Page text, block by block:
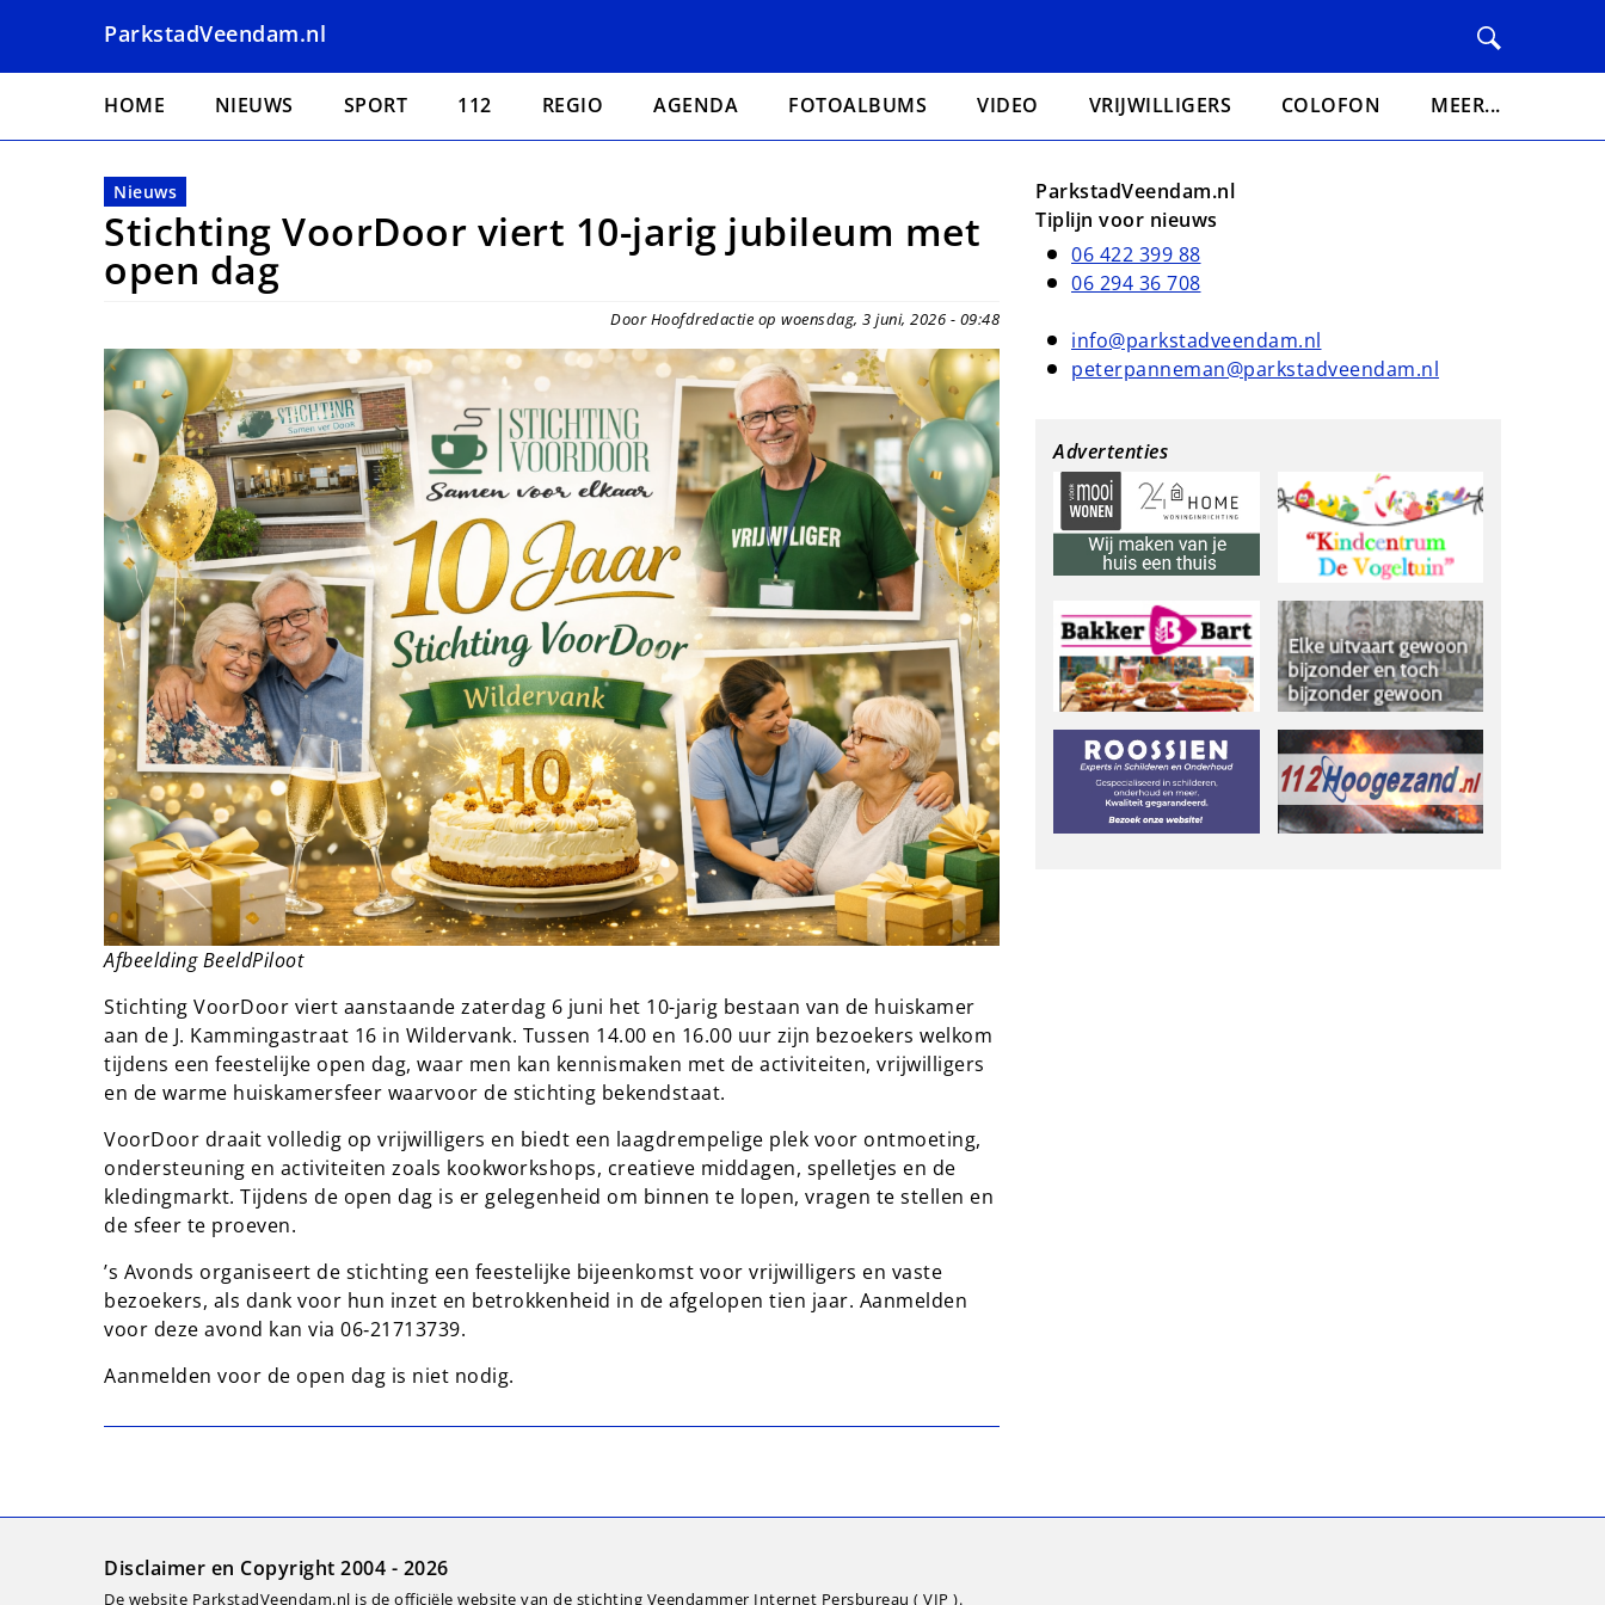
naar
ParkstadVeendam.nl
Hoofdnavigatie
HOME NIEUWS SPORT 112 REGIO AGENDA FOTOALBUMS VIDEO VRIJWILLIGERS COLOFON MEER...
Nieuws
Stichting VoorDoor viert 10-jarig jubileum met
open dag
Door Hoofdredactie op woensdag, 3 juni, 2026 - 09:48
Afbeelding BeeldPiloot
Stichting VoorDoor viert aanstaande zaterdag 6 juni het 10-jarig bestaan van de huiskamer
aan de J. Kammingastraat 16 in Wildervank. Tussen 14.00 en 16.00 uur zijn bezoekers welkom
tijdens een feestelijke open dag, waar men kan kennismaken met de activiteiten, vrijwilligers
en de warme huiskamersfeer waarvoor de stichting bekendstaat.
VoorDoor draait volledig op vrijwilligers en biedt een laagdrempelige plek voor ontmoeting,
ondersteuning en activiteiten zoals kookworkshops, creatieve middagen, spelletjes en de
kledingmarkt. Tijdens de open dag is er gelegenheid om binnen te lopen, vragen te stellen en
de sfeer te proeven.
’s Avonds organiseert de stichting een feestelijke bijeenkomst voor vrijwilligers en vaste
bezoekers, als dank voor hun inzet en betrokkenheid in de afgelopen tien jaar. Aanmelden
voor deze avond kan via 06‑21713739.
Aanmelden voor de open dag is niet nodig.
ParkstadVeendam.nl
Tiplijn voor nieuws
06 422 399 88
06 294 36 708
info@parkstadveendam.nl
peterpanneman@parkstadveendam.nl
Advertenties
Disclaimer en Copyright 2004 - 2026
De website ParkstadVeendam.nl is de officiële website van de stichting Veendammer Internet Persbureau ( VIP ).